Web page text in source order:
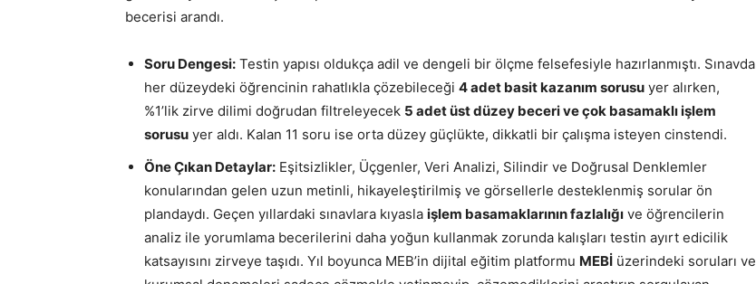
becerisi arandı.
Soru Dengesi: Testin yapısı oldukça adil ve dengeli bir ölçme felsefesiyle hazırlanmıştı. Sınavda
her düzeydeki öğrencinin rahatlıkla çözebileceği 4 adet basit kazanım sorusu yer alırken,
%1’lik zirve dilimi doğrudan filtreleyecek 5 adet üst düzey beceri ve çok basamaklı işlem
sorusu yer aldı. Kalan 11 soru ise orta düzey güçlükte, dikkatli bir çalışma isteyen cinstendi.
Öne Çıkan Detaylar: Eşitsizlikler, Üçgenler, Veri Analizi, Silindir ve Doğrusal Denklemler
konularından gelen uzun metinli, hikayeleştirilmiş ve görsellerle desteklenmiş sorular ön
plandaydı. Geçen yıllardaki sınavlara kıyasla işlem basamaklarının fazlalığı ve öğrencilerin
analiz ile yorumlama becerilerini daha yoğun kullanmak zorunda kalışları testin ayırt edicilik
katsayısını zirveye taşıdı. Yıl boyunca MEB’in dijital eğitim platformu MEBİ üzerindeki soruları ve